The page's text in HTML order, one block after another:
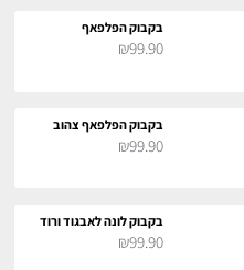
בקבוק הפלפאף
₪99.90
בקבוק הפלפאף צהוב
₪99.90
בקבוק לונה לאבגוד ורוד
₪99.90